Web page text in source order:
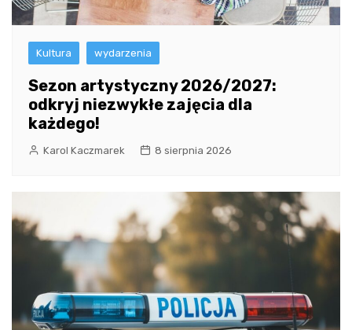
Kultura wydarzenia
Sezon artystyczny 2026/2027:
odkryj niezwykłe zajęcia dla
każdego!
Karol Kaczmarek 8 sierpnia 2026